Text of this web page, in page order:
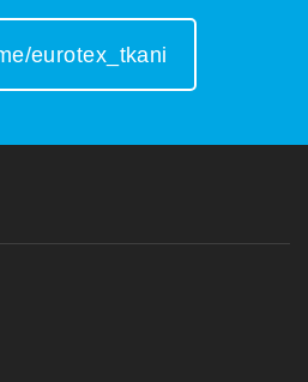
eurotex_tkani